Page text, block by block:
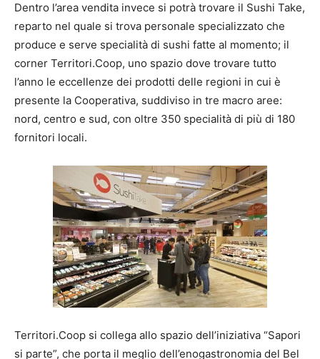
Dentro l’area vendita invece si potrà trovare il Sushi Take,
reparto nel quale si trova personale specializzato che
produce e serve specialità di sushi fatte al momento; il
corner Territori.Coop, uno spazio dove trovare tutto
l’anno le eccellenze dei prodotti delle regioni in cui è
presente la Cooperativa, suddiviso in tre macro aree:
nord, centro e sud, con oltre 350 specialità di più di 180
fornitori locali.
Territori.Coop si collega allo spazio dell’iniziativa “Sapori
si parte”, che porta il meglio dell’enogastronomia del Bel